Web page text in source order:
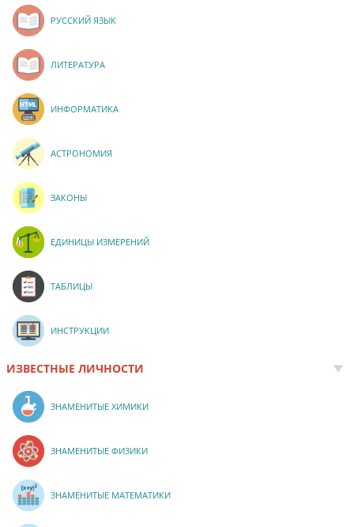
РУССКИЙ ЯЗЫК
ЛИТЕРАТУРА
ИНФОРМАТИКА
АСТРОНОМИЯ
ЗАКОНЫ
ЕДИНИЦЫ ИЗМЕРЕНИЙ
ТАБЛИЦЫ
ИНСТРУКЦИИ
ИЗВЕСТНЫЕ ЛИЧНОСТИ
ЗНАМЕНИТЫЕ ХИМИКИ
ЗНАМЕНИТЫЕ ФИЗИКИ
ЗНАМЕНИТЫЕ МАТЕМАТИКИ